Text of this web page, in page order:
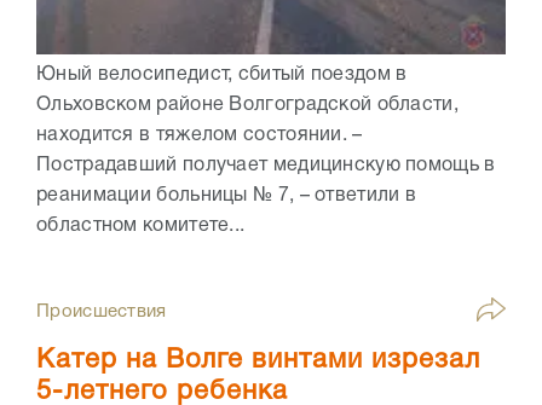
Юный велосипедист, сбитый поездом в
Ольховском районе Волгоградской области,
находится в тяжелом состоянии. –
Пострадавший получает медицинскую помощь в
реанимации больницы № 7, – ответили в
областном комитете...
Происшествия
Катер на Волге винтами изрезал
5-летнего ребенка